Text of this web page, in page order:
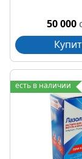
50 000
есть в наличии